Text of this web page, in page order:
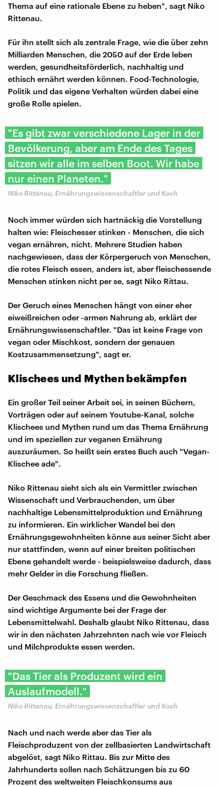
Thema auf eine rationale Ebene zu heben", sagt Niko
Rittenau.
Für ihn stellt sich als zentrale Frage, wie die über zehn
Milliarden Menschen, die 2050 auf der Erde leben
werden, gesundheitsförderlich, nachhaltig und
ethisch ernährt werden können. Food-Technologie,
Politik und das eigene Verhalten würden dabei eine
große Rolle spielen.
"Es gibt zwar verschiedene Lager in der
Bevölkerung, aber am Ende des Tages
sitzen wir alle im selben Boot. Wir habe
nur einen Planeten."
Niko Rittenau, Ernährungswissenschaftler und Koch
Noch immer würden sich hartnäckig die Vorstellung
halten wie: Fleischesser stinken - Menschen, die sich
vegan ernähren, nicht. Mehrere Studien haben
nachgewiesen, dass der Körpergeruch von Menschen,
die rotes Fleisch essen, anders ist, aber fleischessende
Menschen stinken nicht per se, sagt Niko Rittau.
Der Geruch eines Menschen hängt von einer eher
eiweißreichen oder -armen Nahrung ab, erklärt der
Ernährungswissenschaftler. "Das ist keine Frage von
vegan oder Mischkost, sondern der genauen
Kostzusammensetzung", sagt er.
Klischees und Mythen bekämpfen
Ein großer Teil seiner Arbeit sei, in seinen Büchern,
Vorträgen oder auf seinem Youtube-Kanal, solche
Klischees und Mythen rund um das Thema Ernährung
und im speziellen zur veganen Ernährung
auszuräumen. So heißt sein erstes Buch auch "Vegan-
Klischee ade".
Niko Rittenau sieht sich als ein Vermittler zwischen
Wissenschaft und Verbrauchenden, um über
nachhaltige Lebensmittelproduktion und Ernährung
zu informieren. Ein wirklicher Wandel bei den
Ernährungsgewohnheiten könne aus seiner Sicht aber
nur stattfinden, wenn auf einer breiten politischen
Ebene gehandelt werde - beispielsweise dadurch, dass
mehr Gelder in die Forschung fließen.
Der Geschmack des Essens und die Gewohnheiten
sind wichtige Argumente bei der Frage der
Lebensmittelwahl. Deshalb glaubt Niko Rittenau, dass
wir in den nächsten Jahrzehnten nach wie vor Fleisch
und Milchprodukte essen werden.
"Das Tier als Produzent wird ein
Auslaufmodell."
Niko Rittenau, Ernährungswissenschaftler und Koch
Nach und nach werde aber das Tier als
Fleischproduzent von der zellbasierten Landwirtschaft
abgelöst, sagt Niko Rittau. Bis zur Mitte des
Jahrhunderts sollen nach Schätzungen bis zu 60
Prozent des weltweiten Fleischkonsums aus